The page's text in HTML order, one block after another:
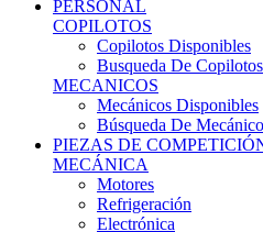
Copilotos Disponibles
Busqueda De Copilotos
MECANICOS
Mecánicos Disponibles
Búsqueda De Mecánicos
PIEZAS DE COMPETICIÓN
MECÁNICA
Motores
Refrigeración
Electrónica
Cajas De Cambio